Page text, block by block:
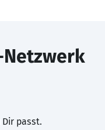
Netzwerk
Dir passt.